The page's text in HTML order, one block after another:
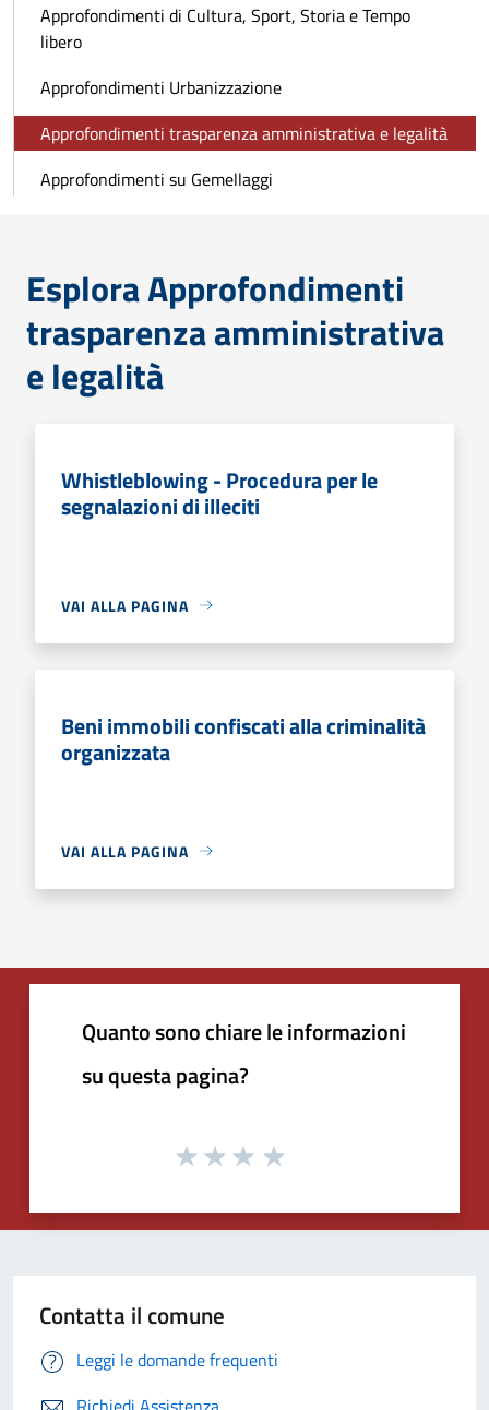
Approfondimenti di Cultura, Sport, Storia e Tempo
libero
Approfondimenti Urbanizzazione
Approfondimenti trasparenza amministrativa e legalità
Approfondimenti su Gemellaggi
Esplora Approfondimenti
trasparenza amministrativa
e legalità
Whistleblowing - Procedura per le
segnalazioni di illeciti
VAI ALLA PAGINA
Beni immobili confiscati alla criminalità
organizzata
VAI ALLA PAGINA
Quanto sono chiare le informazioni
su questa pagina?
Contatta il comune
Leggi le domande frequenti